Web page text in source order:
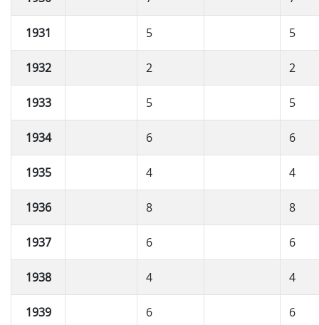
1931 5 5
1932 2 2
1933 5 5
1934 6 6
1935 4 4
1936 8 8
1937 6 6
1938 4 4
1939 6 6